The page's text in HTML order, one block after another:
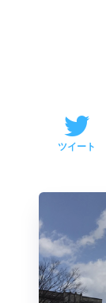
ツイート